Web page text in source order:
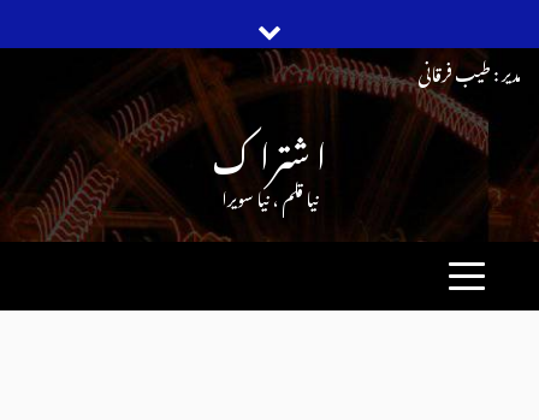
content
مدیر : طیب فرقانی
ا شترا ک
نیا قلم ، نیا سویرا